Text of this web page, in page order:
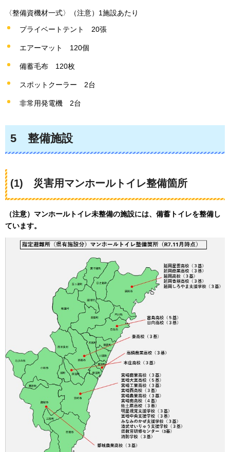
〈整備資機材一式〉（注意）1施設あたり
プライベートテント 20張
エアーマット 120個
備蓄毛布 120枚
スポットクーラー 2台
非常用発電機 2台
5 整備施設
(1) 災害用マンホールトイレ整備箇所
（注意）マンホールトイレ未整備の施設には、備蓄トイレを整備し
ています。